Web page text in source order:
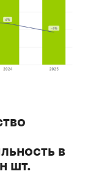
не
Research
фасовки в
в
шт.